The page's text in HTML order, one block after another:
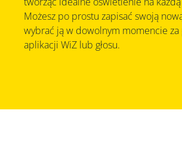
Możesz po prostu zapisać swoją
wybrać ją w dowolnym momencie
aplikacji WiZ lub głosu.